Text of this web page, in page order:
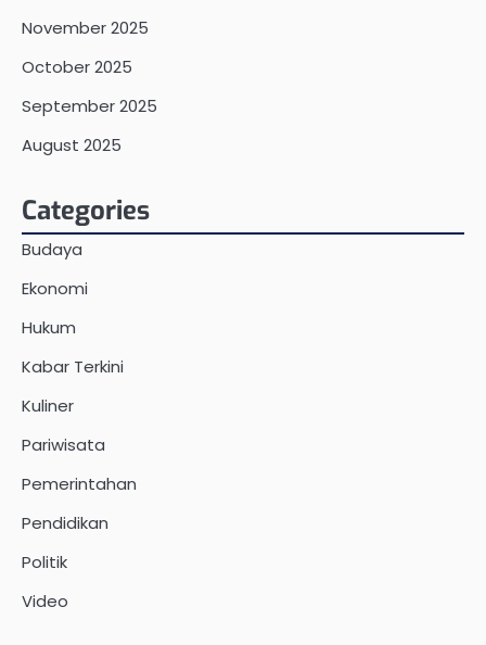
November 2025
October 2025
September 2025
August 2025
Categories
Budaya
Ekonomi
Hukum
Kabar Terkini
Kuliner
Pariwisata
Pemerintahan
Pendidikan
Politik
Video